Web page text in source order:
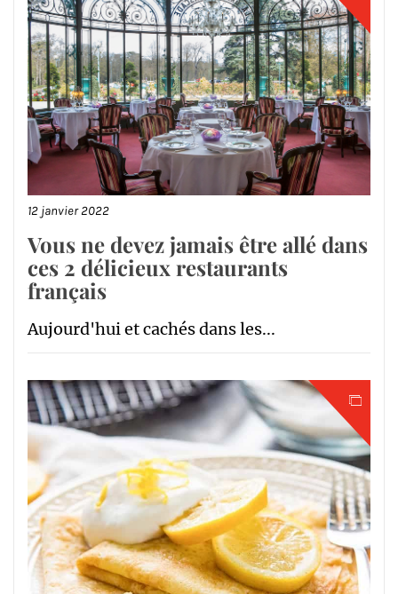
12 janvier 2022
Vous ne devez jamais être allé dans
ces 2 délicieux restaurants
français
Aujourd'hui et cachés dans les...